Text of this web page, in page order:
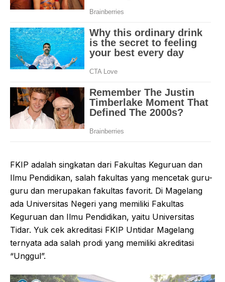
FKIP adalah singkatan dari Fakultas Keguruan dan
Ilmu Pendidikan, salah fakultas yang mencetak guru-
guru dan merupakan fakultas favorit. Di Magelang
ada Universitas Negeri yang memiliki Fakultas
Keguruan dan Ilmu Pendidikan, yaitu Universitas
Tidar. Yuk cek akreditasi FKIP Untidar Magelang
ternyata ada salah prodi yang memiliki akreditasi
“Unggul”.